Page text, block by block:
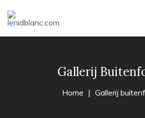
Gallerij
Home Gallerij